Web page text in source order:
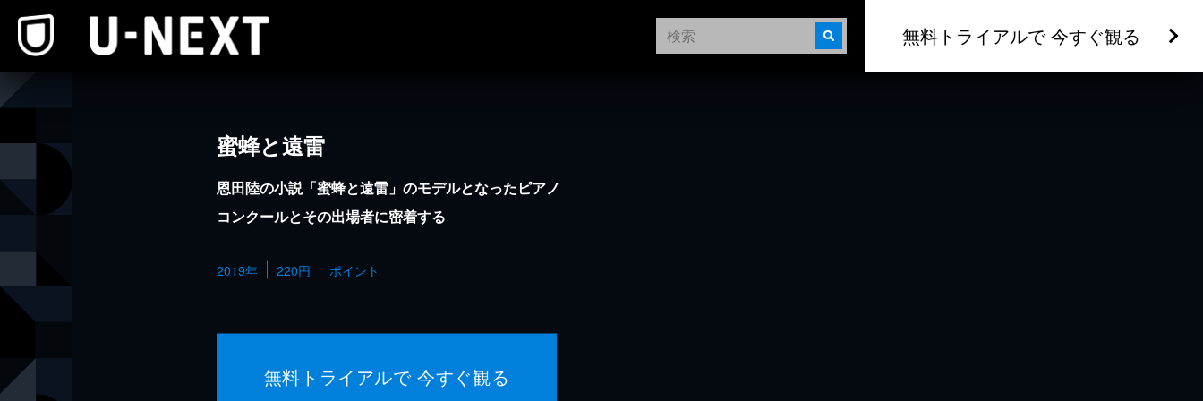
無料トライアルで 今すぐ観る
蜜蜂と遠雷
恩田陸の小説「蜜蜂と遠雷」のモデルとなったピアノ
コンクールとその出場者に密着する
2019年 220円 ポイント
無料トライアルで 今すぐ観る